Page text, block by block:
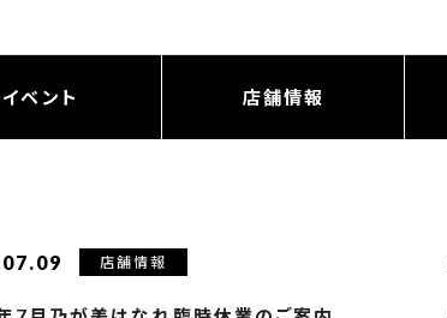
イベント 店舗情報
店舗情報